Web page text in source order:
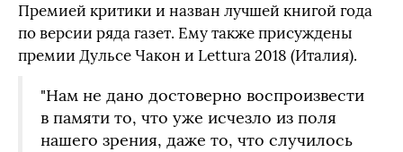
Премией критики и назван лучшей книгой года
по версии ряда газет. Ему также присуждены
премии Дульсе Чакон и Lettura 2018 (Италия).
"Нам не дано достоверно воспроизвести
в памяти то, что уже исчезло из поля
нашего зрения, даже то, что случилось